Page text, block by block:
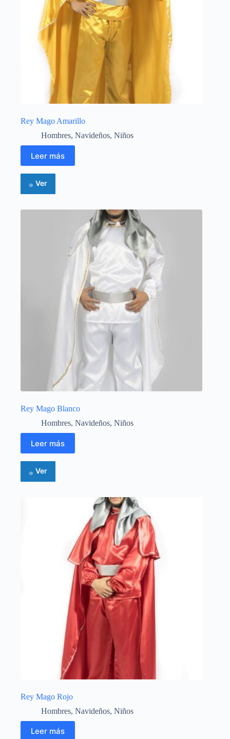
Rey Mago Amarillo
Hombres, Navideños, Niños
Leer más
Ver
Rey Mago Blanco
Hombres, Navideños, Niños
Leer más
Ver
Rey Mago Rojo
Hombres, Navideños, Niños
Leer más